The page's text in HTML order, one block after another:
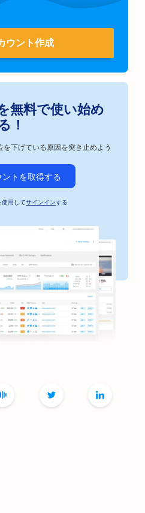
ウント作成
無料で使い始め
！
下げている原因を突き止めよう
トを取得する
使用してサインインする